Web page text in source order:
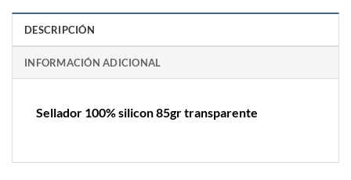
DESCRIPCIÓN
INFORMACIÓN ADICIONAL
Sellador 100% silicon 85gr transparente